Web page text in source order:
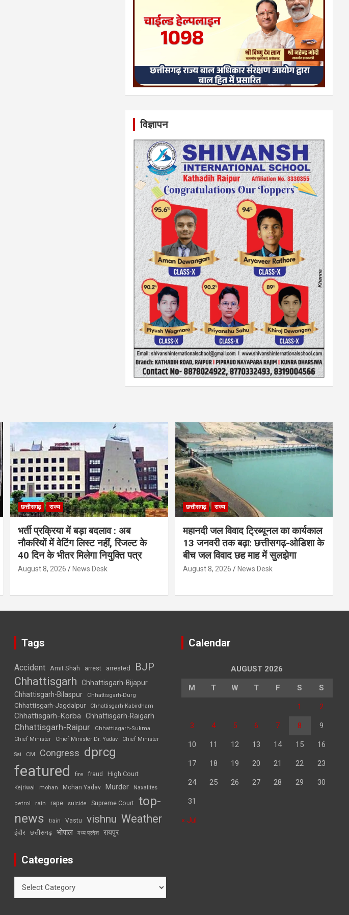
विज्ञापन
छत्तीसगढ़ राज्य
भर्ती प्रक्रिया में बड़ा बदलाव : अब
नौकरियों में वेटिंग लिस्ट नहीं, रिजल्ट के
40 दिन के भीतर मिलेगा नियुक्ति पत्र
August 8, 2026 News Desk
छत्तीसगढ़ राज्य
महानदी जल विवाद ट्रिब्यूनल का कार्यकाल
13 जनवरी तक बढ़ा: छत्तीसगढ़-ओडिशा के
बीच जल विवाद छह माह में सुलझेगा
August 8, 2026 News Desk
Tags
Accident Amit Shah arrest arrested BJP
Chhattisgarh
Chhattisgarh-Bijapur
Chhattisgarh-Bilaspur
Chhattisgarh-Durg
Chhattisgarh-Jagdalpur Chhattisgarh-Kabirdham
Chhattisgarh-Korba Chhattisgarh-Raigarh
Chhattisgarh-Raipur
Chhattisgarh-Sukma
Chief Minister
Chief Minister Dr. Yadav Chief Minister
Sai CM Congress dprcg
featured fire fraud High Court
Kejriwal mohan Mohan Yadav Murder Naxalites
petrol rain rape suicide Supreme Court top-
news
train Vastu vishnu Weather
इंदौर छत्तीसगढ़ भोपाल मध्य प्रदेश रायपुर
Categories
Calendar
AUGUST 2026
M T W T F S S
1 2
3 4 5 6 7 8 9
10 11 12 13 14 15 16
17 18 19 20 21 22 23
24 25 26 27 28 29 30
31
« Jul